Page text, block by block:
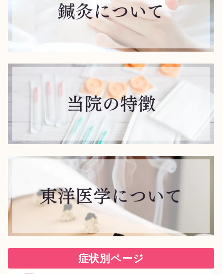
症状別ページ